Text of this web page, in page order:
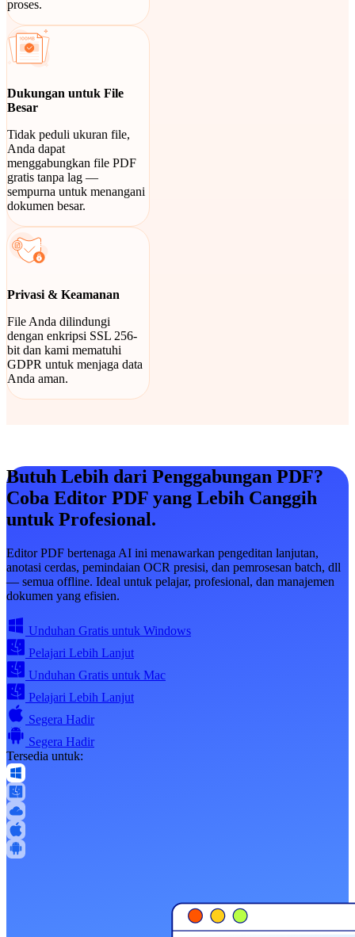
proses.
Dukungan untuk File
Besar
Tidak peduli ukuran file,
Anda dapat
menggabungkan file PDF
gratis tanpa lag —
sempurna untuk menangani
dokumen besar.
Privasi & Keamanan
File Anda dilindungi
dengan enkripsi SSL 256-
bit dan kami mematuhi
GDPR untuk menjaga data
Anda aman.
Butuh Lebih dari Penggabungan PDF?
Coba Editor PDF yang Lebih Canggih
untuk Profesional.
Editor PDF bertenaga AI ini menawarkan pengeditan lanjutan,
anotasi cerdas, pemindaian OCR presisi, dan pemrosesan batch, dll
— semua offline. Ideal untuk pelajar, profesional, dan manajemen
dokumen yang efisien.
Unduhan Gratis untuk Windows
Pelajari Lebih Lanjut
Unduhan Gratis untuk Mac
Pelajari Lebih Lanjut
Segera Hadir
Segera Hadir
Tersedia untuk: